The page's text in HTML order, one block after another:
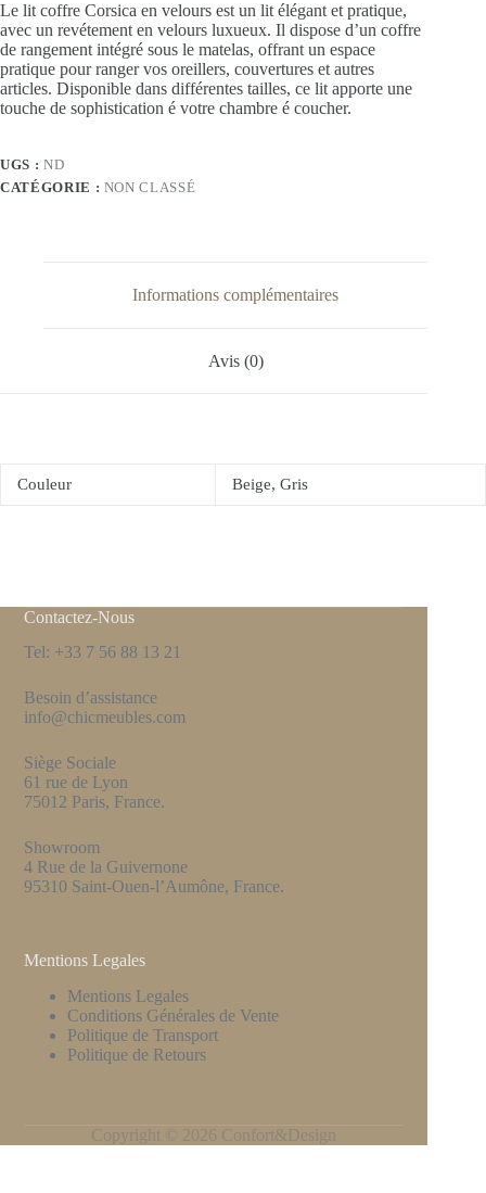
Le lit coffre Corsica en velours est un lit élégant et pratique,
avec un revétement en velours luxueux. Il dispose d’un coffre
de rangement intégré sous le matelas, offrant un espace
pratique pour ranger vos oreillers, couvertures et autres
articles. Disponible dans différentes tailles, ce lit apporte une
touche de sophistication é votre chambre é coucher.
UGS : ND
CATÉGORIE : NON CLASSÉ
Informations complémentaires
Avis (0)
Couleur Beige, Gris
Contactez-Nous
Tel: +33 7 56 88 13 21
Besoin d’assistance
info@chicmeubles.com
Siège Sociale
61 rue de Lyon
75012 Paris, France.
Showroom
4 Rue de la Guivernone
95310 Saint-Ouen-l’Aumône, France.
Mentions Legales
Mentions Legales
Conditions Générales de Vente
Politique de Transport
Politique de Retours
Copyright © 2026 Confort&Design